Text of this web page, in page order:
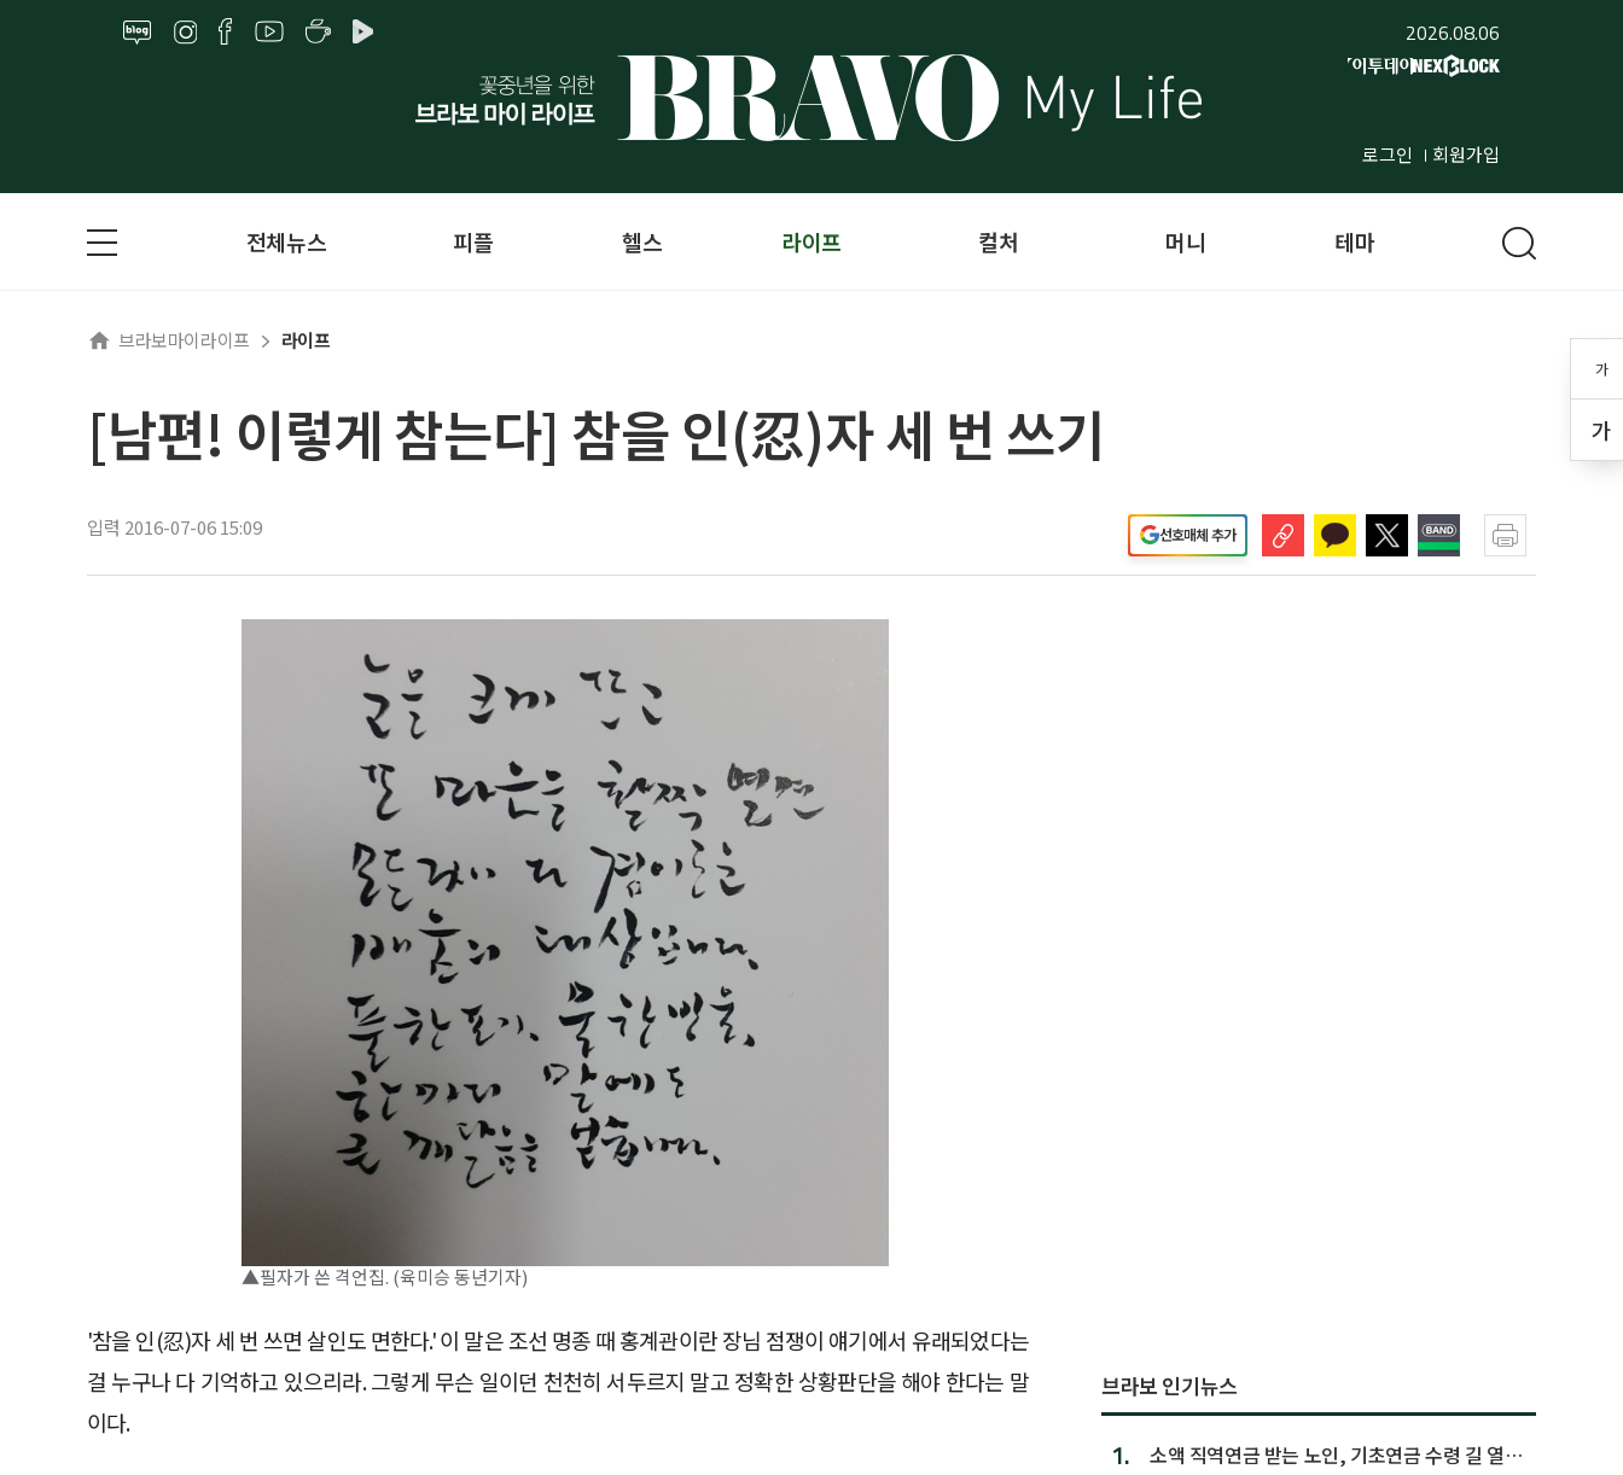
2026.08.06
로그인 회원가입
가
가
전체뉴스 피플 헬스 라이프 컬처 머니 테마
브라보마이라이프 라이프
[남편! 이렇게 참는다] 참을 인(忍)자 세 번 쓰기
입력 2016-07-06 15:09 선호매체 추가
▲필자가 쓴 격언집. (육미승 동년기자)
'참을 인(忍)자 세 번 쓰면 살인도 면한다.' 이 말은 조선 명종 때 홍계관이란 장님 점쟁이 얘기에서 유래되었다는
걸 누구나 다 기억하고 있으리라. 그렇게 무슨 일이던 천천히 서두르지 말고 정확한 상황판단을 해야 한다는 말
이다.
브라보 인기뉴스
1.
소액 직역연금 받는 노인, 기초연금 수령 길 열린